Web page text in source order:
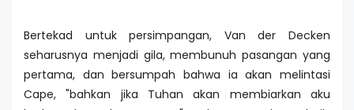
Bertekad untuk persimpangan, Van der Decken
seharusnya menjadi gila, membunuh pasangan yang
pertama, dan bersumpah bahwa ia akan melintasi
Cape, "bahkan jika Tuhan akan membiarkan aku